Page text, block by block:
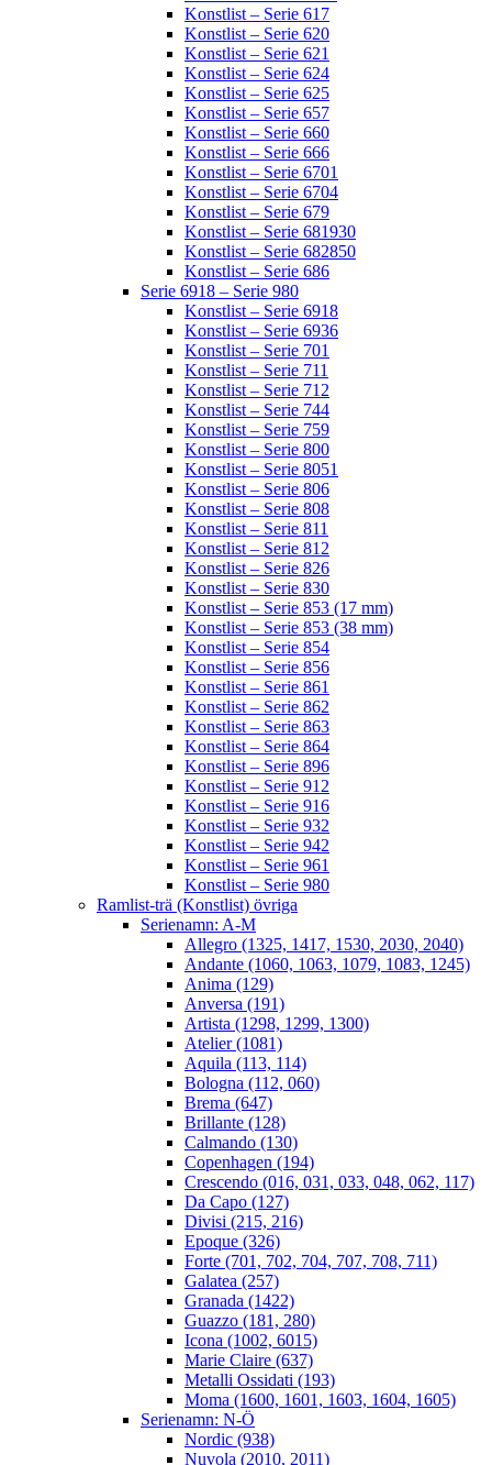
Konstlist – Serie 617
Konstlist – Serie 620
Konstlist – Serie 621
Konstlist – Serie 624
Konstlist – Serie 625
Konstlist – Serie 657
Konstlist – Serie 660
Konstlist – Serie 666
Konstlist – Serie 6701
Konstlist – Serie 6704
Konstlist – Serie 679
Konstlist – Serie 681930
Konstlist – Serie 682850
Konstlist – Serie 686
Serie 6918 – Serie 980
Konstlist – Serie 6918
Konstlist – Serie 6936
Konstlist – Serie 701
Konstlist – Serie 711
Konstlist – Serie 712
Konstlist – Serie 744
Konstlist – Serie 759
Konstlist – Serie 800
Konstlist – Serie 8051
Konstlist – Serie 806
Konstlist – Serie 808
Konstlist – Serie 811
Konstlist – Serie 812
Konstlist – Serie 826
Konstlist – Serie 830
Konstlist – Serie 853 (17 mm)
Konstlist – Serie 853 (38 mm)
Konstlist – Serie 854
Konstlist – Serie 856
Konstlist – Serie 861
Konstlist – Serie 862
Konstlist – Serie 863
Konstlist – Serie 864
Konstlist – Serie 896
Konstlist – Serie 912
Konstlist – Serie 916
Konstlist – Serie 932
Konstlist – Serie 942
Konstlist – Serie 961
Konstlist – Serie 980
Ramlist-trä (Konstlist) övriga
Serienamn: A-M
Allegro (1325, 1417, 1530, 2030, 2040)
Andante (1060, 1063, 1079, 1083, 1245)
Anima (129)
Anversa (191)
Artista (1298, 1299, 1300)
Atelier (1081)
Aquila (113, 114)
Bologna (112, 060)
Brema (647)
Brillante (128)
Calmando (130)
Copenhagen (194)
Crescendo (016, 031, 033, 048, 062, 117)
Da Capo (127)
Divisi (215, 216)
Epoque (326)
Forte (701, 702, 704, 707, 708, 711)
Galatea (257)
Granada (1422)
Guazzo (181, 280)
Icona (1002, 6015)
Marie Claire (637)
Metalli Ossidati (193)
Moma (1600, 1601, 1603, 1604, 1605)
Serienamn: N-Ö
Nordic (938)
Nuvola (2010, 2011)